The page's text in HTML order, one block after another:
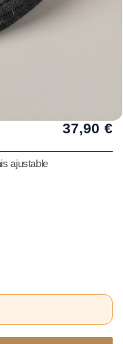
37,90 €
ajustable